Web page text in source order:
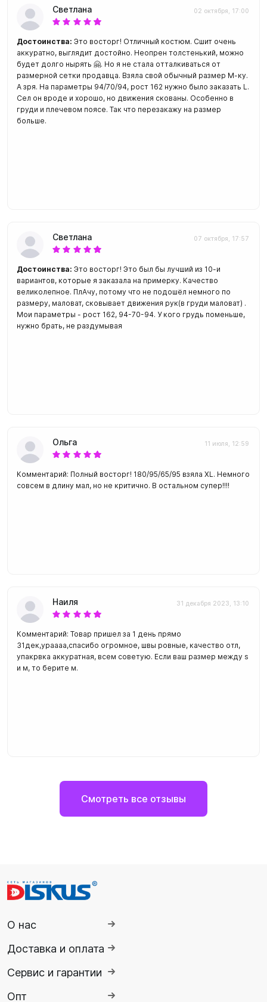
Светлана 02 октября, 17:00
Достоинства: Это восторг! Отличный костюм. Сшит очень
аккуратно, выглядит достойно. Неопрен толстенький, можно
будет долго нырять 🤗. Но я не стала отталкиваться от
размерной сетки продавца. Взяла свой обычный размер М-ку.
А зря. На параметры 94/70/94, рост 162 нужно было заказать L.
Сел он вроде и хорошо, но движения скованы. Особенно в
груди и плечевом поясе. Так что перезакажу на размер
больше.
Светлана 07 октября, 17:57
Достоинства: Это восторг! Это был бы лучший из 10-и
вариантов, которые я заказала на примерку. Качество
великолепное. ПлАчу, потому что не подошёл немного по
размеру, маловат, сковывает движения рук(в груди маловат) .
Мои параметры - рост 162, 94-70-94. У кого грудь поменьше,
нужно брать, не раздумывая
Ольга 11 июля, 12:59
Комментарий: Полный восторг! 180/95/65/95 взяла XL. Немного
совсем в длину мал, но не критично. В остальном супер!!!!
Наиля 31 декабря 2023, 13:10
Комментарий: Товар пришел за 1 день прямо
31дек,ураааа,спасибо огромное, швы ровные, качество отл,
упакрвка аккуратная, всем советую. Если ваш размер между s
и м, то берите м.
Смотреть все отзывы
О нас
Доставка и оплата
Сервис и гарантии
Опт